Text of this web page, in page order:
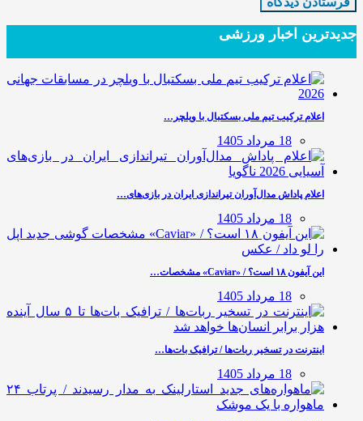
جدیدترین‌ اخبار ورزشی
اعلام ترکیب تیم ملی بسکتبال با ویلچر…
18 مرداد 1405
اعلام پاداش مدال‌آوران تیراندازی ایران در بازی‌های…
18 مرداد 1405
این آیفون ۱۸ است؟ / «Caviar» مشخصات…
18 مرداد 1405
اینترنت در تسخیر ربات‌ها / ترافیک بات‌ها…
18 مرداد 1405